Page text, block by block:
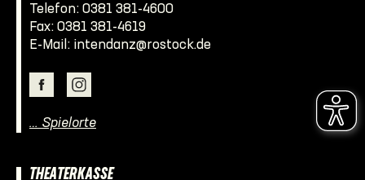
Telefon: 0381 381-4600
Fax: 0381 381-4619
E-Mail: intendanz@rostock.de
… Spielorte
THEATERKASSE